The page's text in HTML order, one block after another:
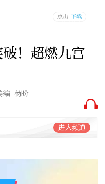
！超燃九宫
编 杨盼
进入频道